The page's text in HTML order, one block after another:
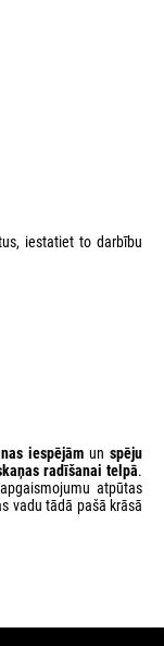
iestatiet to darbību
iespējāmunspēju
radīšanai telpā.
atpūtas
vadu tādā pašā krāsā